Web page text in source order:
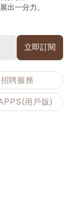
出一分力。
招聘服務
用戶版)